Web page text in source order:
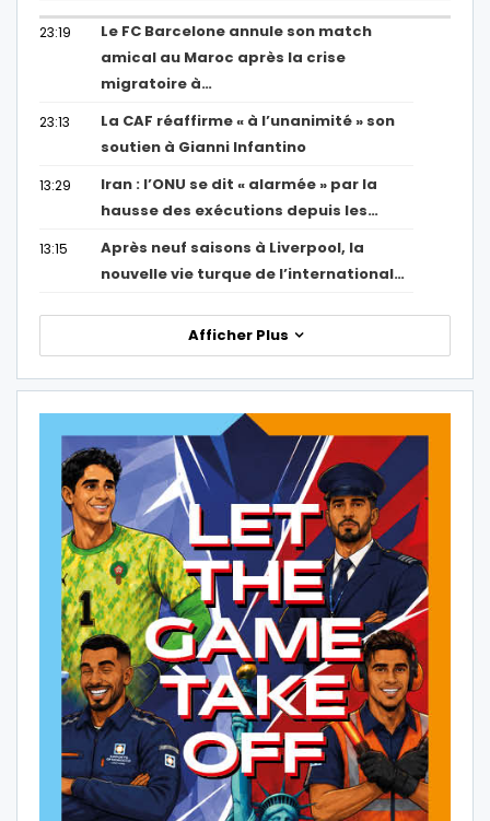
23:19
Le FC Barcelone annule son match
amical au Maroc après la crise
migratoire à…
23:13
La CAF réaffirme « à l’unanimité » son
soutien à Gianni Infantino
13:29
Iran : l’ONU se dit « alarmée » par la
hausse des exécutions depuis les…
13:15
Après neuf saisons à Liverpool, la
nouvelle vie turque de l’international…
Afficher Plus